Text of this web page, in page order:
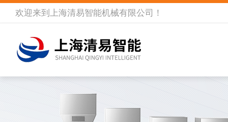
欢迎来到 上海清易智能机械有限公司 ！